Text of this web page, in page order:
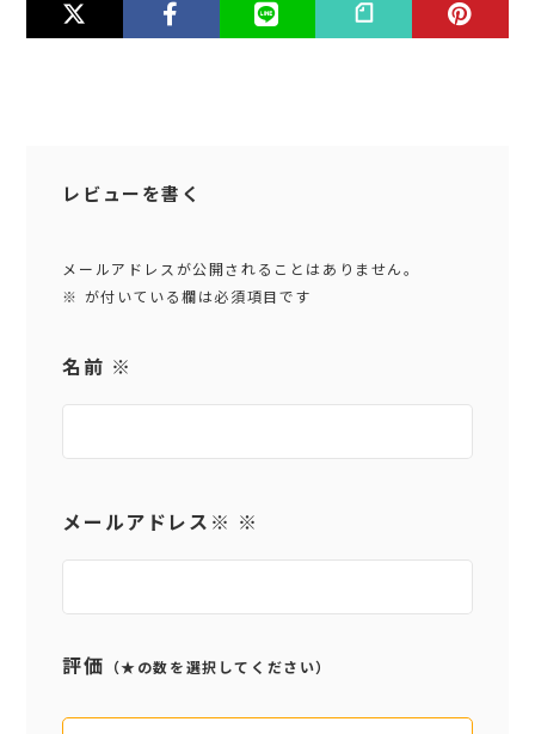
レビューを書く
メールアドレスが公開されることはありません。
※ が付いている欄は必須項目です
名前 ※
メールアドレス ※ ※
評価 （★の数を選択してください）